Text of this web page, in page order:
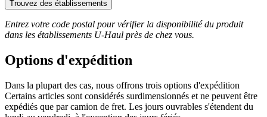
Trouvez des établissements
Entrez votre code postal pour vérifier la disponibilité du produit
dans les établissements U-Haul près de chez vous.
Options d'expédition
Dans la plupart des cas, nous offrons trois options d'expédition
Certains articles sont considérés surdimensionnés et ne peuvent être
expédiés que par camion de fret. Les jours ouvrables s'étendent du